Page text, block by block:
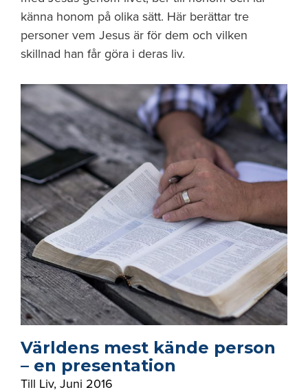
känna honom på olika sätt. Här berättar tre
personer vem Jesus är för dem och vilken
skillnad han får göra i deras liv.
Världens mest kände person
– en presentation
Till Liv, Juni 2016